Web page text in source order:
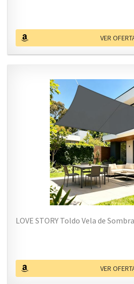
VER
LOVE STORY Toldo Vela de
VER